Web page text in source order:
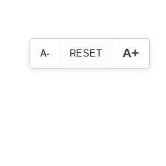
A- RESET A+